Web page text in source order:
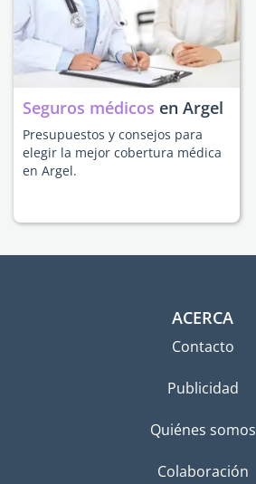
Seguros médicos en Argel
Presupuestos y consejos para
elegir la mejor cobertura médica
en Argel.
ACERCA
Contacto
Publicidad
Quiénes somos
Colaboración